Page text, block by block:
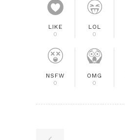
LIKE
0
LOL
0
NSFW
0
OMG
0